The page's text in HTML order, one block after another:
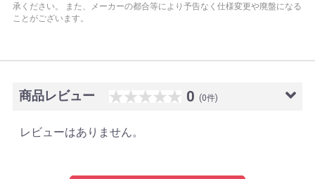
承ください。
また、メーカーの都合等により予告なく仕様変更や廃盤になる
ことがございます。
商品レビュー 0 (0件)
レビューはありません。